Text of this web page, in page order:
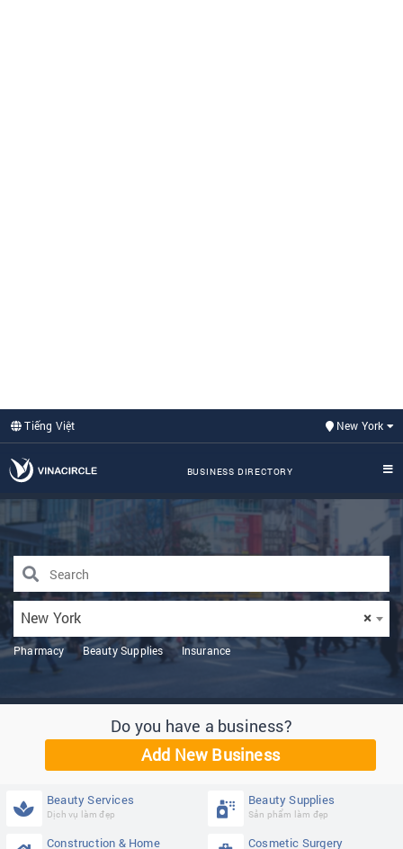
Tiếng Việt New York
BUSINESS DIRECTORY
×
New York
Pharmacy Beauty Supplies Insurance
Do you have a business?
Add New Business
Beauty Services
Dịch vụ làm đẹp
Beauty Supplies
Sản phẩm làm đẹp
Construction & Home Cosmetic Surgery